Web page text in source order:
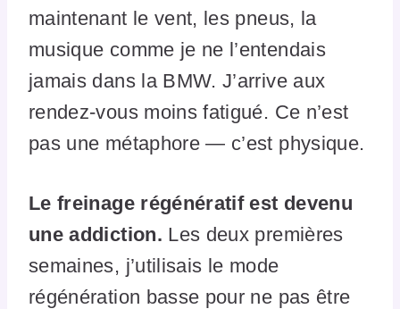
maintenant le vent, les pneus, la
musique comme je ne l’entendais
jamais dans la BMW. J’arrive aux
rendez-vous moins fatigué. Ce n’est
pas une métaphore — c’est physique.
Le freinage régénératif est devenu
une addiction. Les deux premières
semaines, j’utilisais le mode
régénération basse pour ne pas être